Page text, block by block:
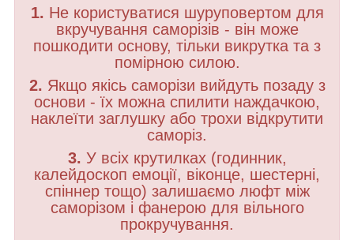
1. Не користуватися шуруповертом для
вкручування саморізів - він може
пошкодити основу, тільки викрутка та з
помірною силою.
2. Якщо якісь саморізи вийдуть позаду з
основи - їх можна спилити наждачкою,
наклеїти заглушку або трохи відкрутити
саморіз.
3. У всіх крутилках (годинник,
калейдоскоп емоції, віконце, шестерні,
спіннер тощо) залишаємо люфт між
саморізом і фанерою для вільного
прокручування.